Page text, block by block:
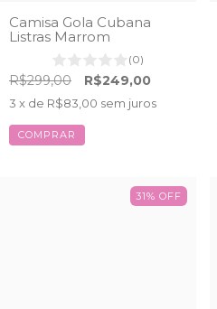
Camisa Gola Cubana
Listras Marrom
(0)
R$299,00 R$249,00
3 x de R$83,00 sem juros
COMPRAR
31% OFF